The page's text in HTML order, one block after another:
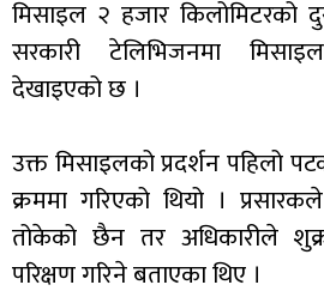
मिसाइल २ हजार किलोमिटरको
सरकारी टेलिभिजनमा
देखाइएको छ ।
उक्त मिसाइलको प्रदर्शन पहिलो
क्रममा गरिएको थियो ।
तोकेको छैन तर अधिकारीले
परिक्षण गरिने बताएका थिए ।